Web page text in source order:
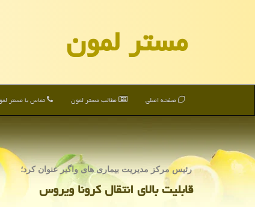
مستر لمون
صفحه اصلی مطالب مستر لمون تماس با مستر
رئیس مركز مدیریت بیماری های واگیر عنوان كرد؛
قابلیت بالای انتقال كرونا ویروس